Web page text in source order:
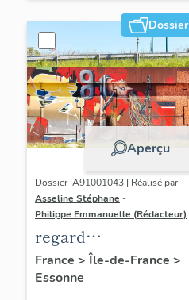
Dossier
Aperçu
Dossier IA91001043 | Réalisé par
Asseline Stéphane -
Philippe Emmanuelle (Rédacteur)
regard
photographique sur
les paysages de
France > Île-de-France >
Essonne